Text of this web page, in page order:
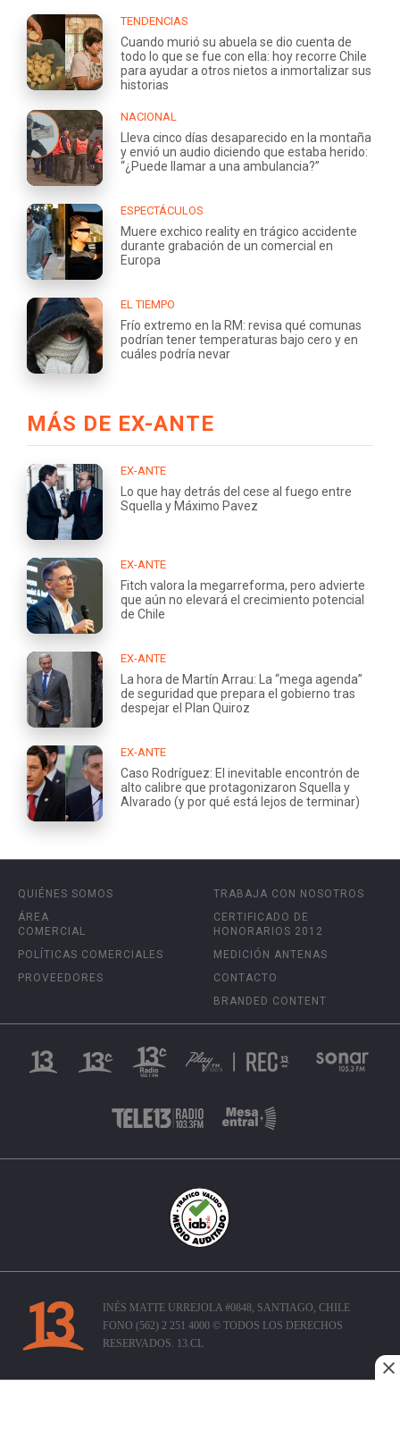
TENDENCIAS
Cuando murió su abuela se dio cuenta de
todo lo que se fue con ella: hoy recorre Chile
para ayudar a otros nietos a inmortalizar sus
historias
NACIONAL
Lleva cinco días desaparecido en la montaña
y envió un audio diciendo que estaba herido:
“¿Puede llamar a una ambulancia?”
ESPECTÁCULOS
Muere exchico reality en trágico accidente
durante grabación de un comercial en
Europa
EL TIEMPO
Frío extremo en la RM: revisa qué comunas
podrían tener temperaturas bajo cero y en
cuáles podría nevar
MÁS DE EX-ANTE
EX-ANTE
Lo que hay detrás del cese al fuego entre
Squella y Máximo Pavez
EX-ANTE
Fitch valora la megarreforma, pero advierte
que aún no elevará el crecimiento potencial
de Chile
EX-ANTE
La hora de Martín Arrau: La “mega agenda”
de seguridad que prepara el gobierno tras
despejar el Plan Quiroz
EX-ANTE
Caso Rodríguez: El inevitable encontrón de
alto calibre que protagonizaron Squella y
Alvarado (y por qué está lejos de terminar)
QUIÉNES SOMOS
ÁREA
COMERCIAL
POLÍTICAS COMERCIALES
PROVEEDORES
TRABAJA CON NOSOTROS
CERTIFICADO DE
HONORARIOS 2012
MEDICIÓN ANTENAS
CONTACTO
BRANDED CONTENT
INÉS MATTE URREJOLA #0848, SANTIAGO, CHILE
FONO (562) 2 251 4000 © TODOS LOS DERECHOS
RESERVADOS. 13.CL